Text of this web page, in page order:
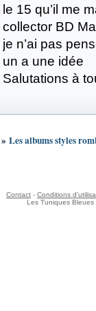
le 15 qu’il me
collector BD
je n’ai pas
un a une idée
Salutations à
» Les albums styles
Contact - Conditions
Les Tuniques